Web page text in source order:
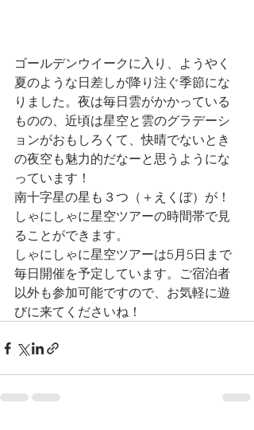
ゴールデンウイークに入り、ようやく
夏のような日差しが降り注ぐ季節にな
りました。夜は毎日雲がかかっている
ものの、近頃は星空と雲のグラデーシ
ョンがおもしろくて、快晴でないとき
の夜空も魅力的だなーと思うようにな
っています！
南十字星の星も３つ（＋えくぼ）が！
しゃにしゃに星空ツアーの時間帯で見
ることができます。
しゃにしゃに星空ツアーは5月5日まで
毎日開催を予定しています。ご宿泊者
以外も参加可能ですので、お気軽に遊
びに来てくださいね！